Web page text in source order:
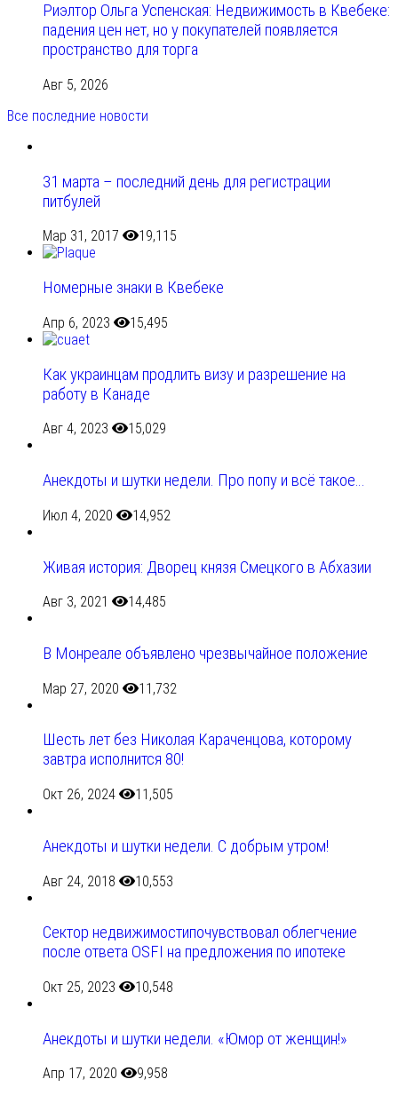
Риэлтор Ольга Успенская: Недвижимость в Квебеке:
падения цен нет, но у покупателей появляется
пространство для торга
Авг 5, 2026
Все последние новости
31 марта – последний день для регистрации
питбулей
Мар 31, 2017 19,115
Номерные знаки в Квебеке
Апр 6, 2023 15,495
Как украинцам продлить визу и разрешение на
работу в Канаде
Авг 4, 2023 15,029
Анекдоты и шутки недели. Про попу и всё такое…
Июл 4, 2020 14,952
Живая история: Дворец князя Смецкого в Абхазии
Авг 3, 2021 14,485
В Монреале объявлено чрезвычайное положение
Мар 27, 2020 11,732
Шесть лет без Николая Караченцова, которому
завтра исполнится 80!
Окт 26, 2024 11,505
Анекдоты и шутки недели. С добрым утром!
Авг 24, 2018 10,553
Сектор недвижимостипочувствовал облегчение
после ответа OSFI на предложения по ипотеке
Окт 25, 2023 10,548
Анекдоты и шутки недели. «Юмор от женщин!»
Апр 17, 2020
9,958